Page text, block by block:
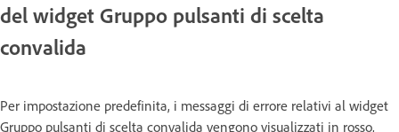
del widget Gruppo pulsanti di scelta
convalida
Per impostazione predefinita, i messaggi di errore relativi al widget
Gruppo pulsanti di scelta convalida vengono visualizzati in rosso,